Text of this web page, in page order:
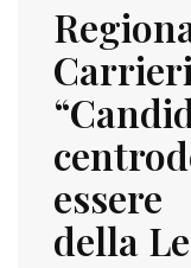
essere
della